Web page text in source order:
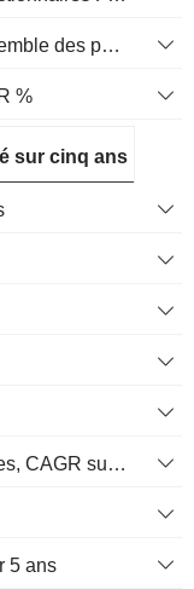
Flux de trésorerie libre pour l’ensemble des pourvoyeurs de fonds (créanciers et actionnaires) FCFF, CAGR sur 3 ans
%
sur cinq ans
Bénéfices des activités poursuivies, CAGR sur 5 ans
5 ans